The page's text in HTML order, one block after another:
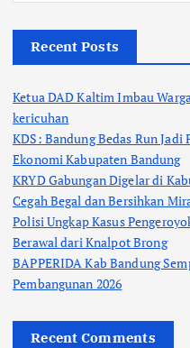
Recent Posts
Ketua DAD Kaltim Imbau
kericuhan
KDS: Bandung Bedas Run
Ekonomi Kabupaten Bandung
KRYD Gabungan Digelar di
Cegah Begal dan Bersihkan
Polisi Ungkap Kasus
Berawal dari Knalpot Brong
BAPPERIDA Kab Bandung
Pembangunan 2026
Recent Comments